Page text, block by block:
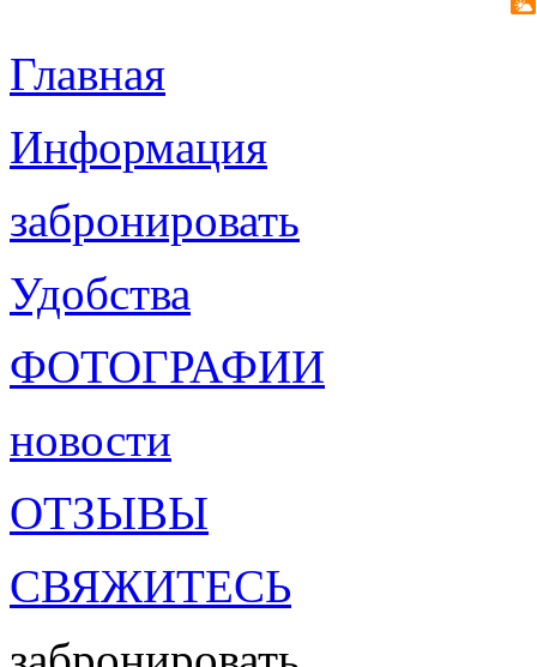
Главная
Информация
забронировать
Удобства
ФОТОГРАФИИ
новости
ОТЗЫВЫ
СВЯЖИТЕСЬ